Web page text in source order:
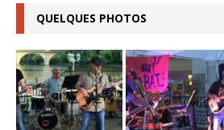
QUELQUES PHOTOS